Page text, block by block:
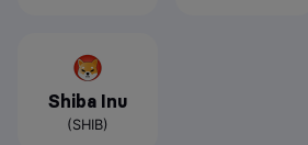
Shiba Inu
(SHIB)